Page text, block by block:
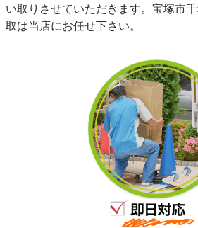
い取りさせていただきます。宝塚市
取は当店にお任せ下さい。